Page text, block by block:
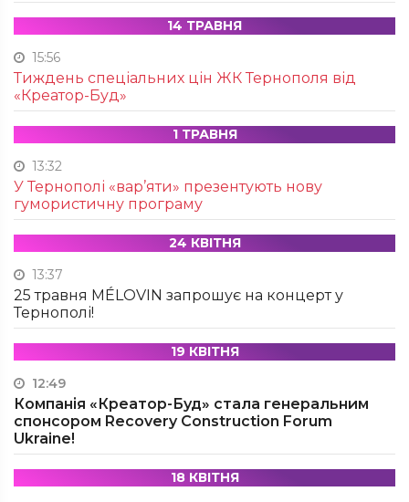
14 ТРАВНЯ
15:56
Тиждень спеціальних цін ЖК Тернополя від
«Креатор-Буд»
1 ТРАВНЯ
13:32
У Тернополі «вар’яти» презентують нову
гумористичну програму
24 КВІТНЯ
13:37
25 травня MÉLOVIN запрошує на концерт у
Тернополі!
19 КВІТНЯ
12:49
Компанія «Креатор-Буд» стала генеральним
спонсором Recovery Construction Forum
Ukraine!
18 КВІТНЯ